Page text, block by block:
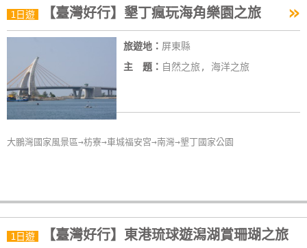
Line
上
客
服
紅
訂
1日遊 【臺灣好行】墾丁瘋玩海角樂園之旅 »
旅遊地： 屏東縣
主 題： 自然之旅, 海洋之旅
大鵬灣國家風景區→枋寮→車城福安宮→南灣→墾丁國家公園
1日遊 【臺灣好行】東港琉球遊潟湖賞珊瑚之旅